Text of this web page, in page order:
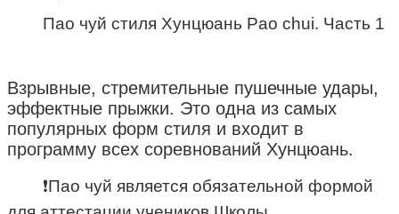
Пао чуй стиля Хунцюань Pao chui. Часть 1
Взрывные, стремительные пушечные удары,
эффектные прыжки. Это одна из самых
популярных форм стиля и входит в
программу всех соревнований Хунцюань.
❗️Пао чуй является обязательной формой